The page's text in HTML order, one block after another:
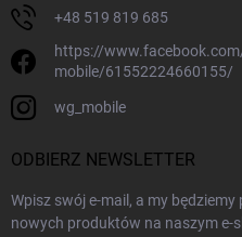
+48 519 819 685
https://
mobile/61552224660155/
wg_mobile
ODBIERZ NEWSLETTER
Wpisz swój e-mail, a my
nowych produktów na naszym e-